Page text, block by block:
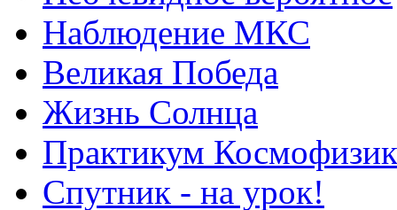
Наблюдение МКС
Великая Победа
Жизнь Солнца
Практикум
Спутник - на урок!